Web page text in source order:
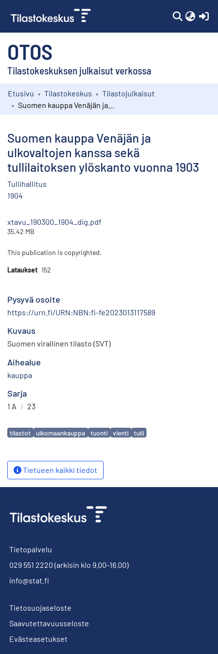
OTOS
Tilastokeskuksen julkaisut verkossa
Kokoelmat
Etusivu Tilastokeskus
Tilastojulkaisut
Suomen kauppa Venäjän ja
ulkovaltojen kanssa sekä
tullilaitoksen ylöskanto vuonna 1903
Tullihallitus
1904
xtavu_190300_1904_dig.pdf
35.42 MB
This publication is copyrighted.
Lataukset 152
Pysyvä osoite
https://urn.fi/URN:NBN:fi-fe2023013117589
Kuvaus
Suomen virallinen tilasto (SVT)
Aihealue
kauppa
Sarja
1 A | 23
Avainsanat
tilastot ulkomaankauppa tuonti vienti tulli
Tietueen kaikki tiedot
Tietopalvelu
029 551 2220 (arkisin klo 9.00-16.00)
info@stat.fi
Tietosuojaseloste
Saavutettavuusseloste
Evästeasetukset